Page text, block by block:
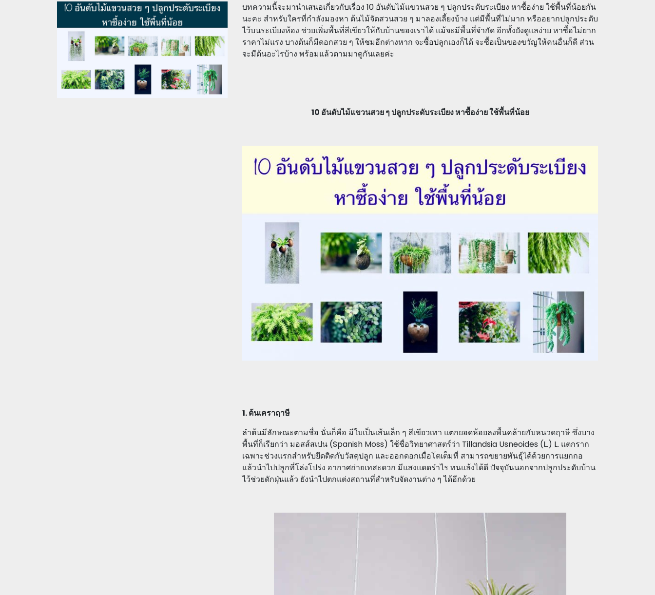
บทความนี้จะมานำเสนอเกี่ยวกับเรื่อง 10 อันดับไม้แขวนสวย ๆ ปลูกประดับระเบียง หาซื้อง่าย ใช้พื้นที่น้อยกัน
นะคะ สำหรับใครที่กำลังมองหา ต้นไม้จัดสวนสวย ๆ มาลองเลี้ยงบ้าง แต่มีพื้นที่ไม่มาก หรืออยากปลูกประดับ
ไว้บนระเบียงห้อง ช่วยเพิ่มพื้นที่สีเขียวให้กับบ้านของเราได้ แม้จะมีพื้นที่จำกัด อีกทั้งยังดูแลง่าย หาซื้อไม่ยาก
ราคาไม่แรง บางต้นก็มีดอกสวย ๆ ให้ชมอีกต่างหาก จะซื้อปลูกเองก็ได้ จะซื้อเป็นของขวัญให้คนอื่นก็ดี ส่วน
จะมีต้นอะไรบ้าง พร้อมแล้วตามมาดูกันเลยค่ะ
10 อันดับไม้แขวนสวย ๆ ปลูกประดับระเบียง หาซื้อง่าย ใช้พื้นที่น้อย
1. ต้นเคราฤาษี
ลำต้นมีลักษณะตามชื่อ นั่นก็คือ มีใบเป็นเส้นเล็ก ๆ สีเขียวเทา แตกยอดห้อยลงพื้นคล้ายกับหนวดฤาษี ซึ่งบาง
พื้นที่ก็เรียกว่า มอสส์สเปน (Spanish Moss) ใช้ชื่อวิทยาศาสตร์ว่า Tillandsia Usneoides (L.) L. แตกราก
เฉพาะช่วงแรกสำหรับยึดติดกับวัสดุปลูก และออกดอกเมื่อโตเต็มที่ สามารถขยายพันธุ์ได้ด้วยการแยกกอ
แล้วนำไปปลูกที่โล่งโปร่ง อากาศถ่ายเทสะดวก มีแสงแดดรำไร ทนแล้งได้ดี ปัจจุบันนอกจากปลูกประดับบ้าน
ไว้ช่วยดักฝุ่นแล้ว ยังนำไปตกแต่งสถานที่สำหรับจัดงานต่าง ๆ ได้อีกด้วย